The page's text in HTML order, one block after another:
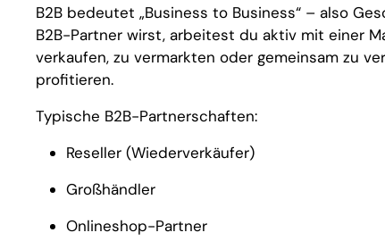
B2B bedeutet „Business to Business“ – also
B2B-Partner wirst, arbeitest du aktiv mit einer
verkaufen, zu vermarkten oder gemeinsam zu
profitieren.
Typische B2B-Partnerschaften:
Reseller (Wiederverkäufer)
Großhändler
Onlineshop-Partner